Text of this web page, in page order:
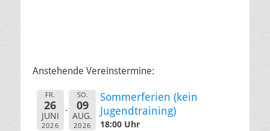
Anstehende Vereinstermine:
FR.
26
JUNI
2026
SO.
09
AUG.
2026
Sommerferien (kein
Jugendtraining)
18:00 Uhr